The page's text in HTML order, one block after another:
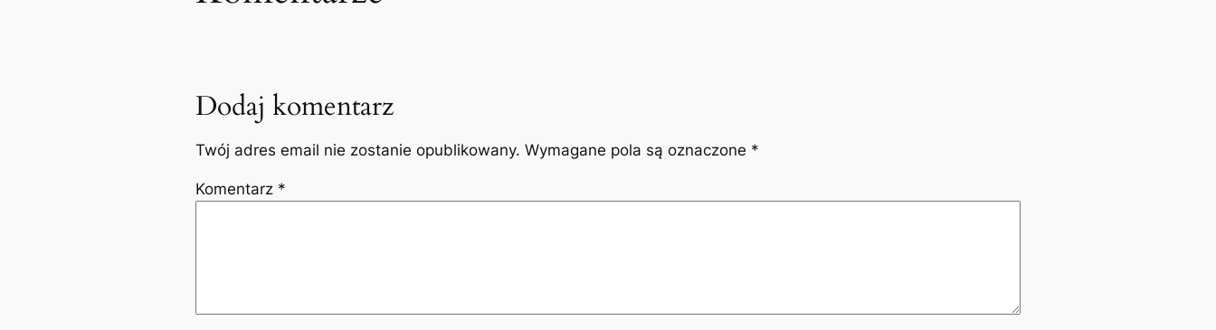
Dodaj komentarz
Twój adres email nie zostanie opublikowany. Wymagane pola są oznaczone *
Komentarz *